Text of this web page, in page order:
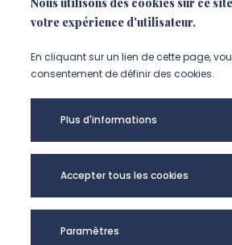
NOUS SUIVRE
Suivez-nous sur
Suivez-nous
Suivez-
Université de Picardie Jules
Mentions légales
Accessibilité
votre expérience d'utilisateur.
En cliquant sur un lien de cette page,
consentement de définir des cookies.
Plus d'informations
Accepter tous les cookies
Paramètres